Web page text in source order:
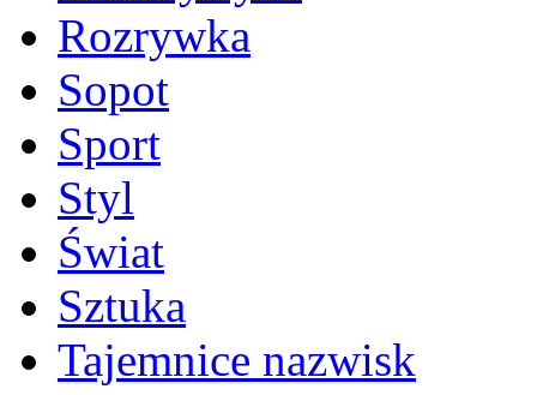
Rozrywka
Sopot
Sport
Styl
Świat
Sztuka
Tajemnice nazwisk